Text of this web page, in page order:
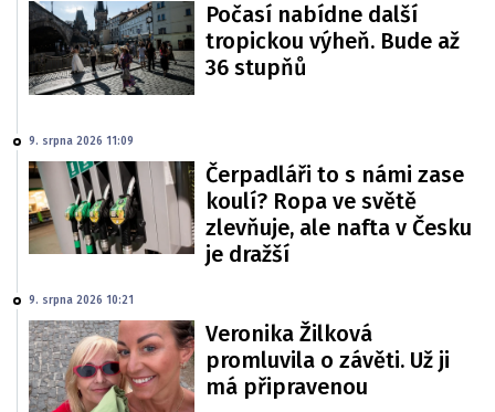
Počasí nabídne další
tropickou výheň. Bude až
36 stupňů
9. srpna 2026 11:09
Čerpadláři to s námi zase
koulí? Ropa ve světě
zlevňuje, ale nafta v Česku
je dražší
9. srpna 2026 10:21
Veronika Žilková
promluvila o závěti. Už ji
má připravenou